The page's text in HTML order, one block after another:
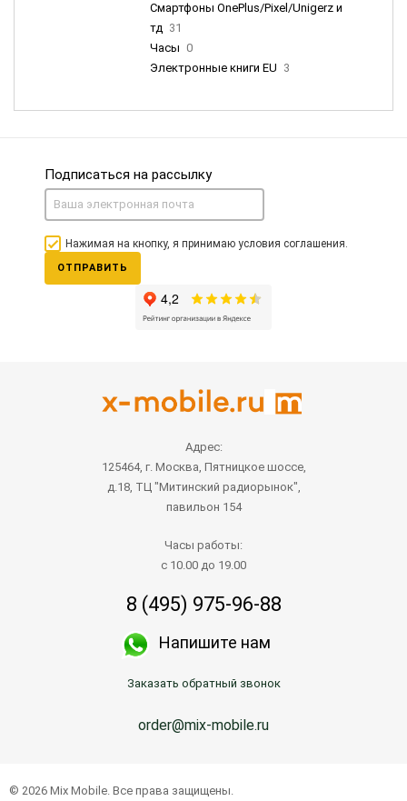
Смартфоны OnePlus/Pixel/Unigerz и
тд 31
Часы 0
Электронные книги EU 3
Подписаться на рассылку
Нажимая на кнопку, я принимаю условия соглашения.
ОТПРАВИТЬ
Адрес:
125464, г. Москва, Пятницкое шоссе,
д.18, ТЦ "Митинский радиорынок",
павильон 154
Часы работы:
с 10.00 до 19.00
8 (495) 975-96-88
Напишите нам
Заказать обратный звонок
order@mix-mobile.ru
© 2026 Mix Mobile. Все права защищены.